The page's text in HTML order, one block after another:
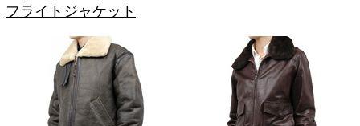
フライトジャケット